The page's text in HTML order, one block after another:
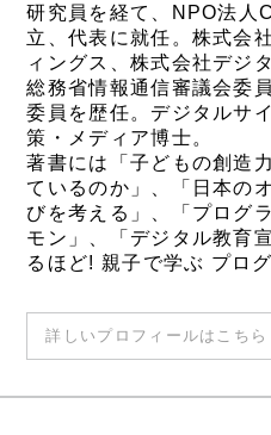
研究員を経て、NPO法人
立、代表に就任。株式会
ィングス、株式会社デジ
総務省情報通信審議会委
委員を歴任。デジタルサ
策・メディア博士。
著書には「子どもの創造
ているのか」、「日本の
びを考える」、「プログ
モン」、「デジタル教育
るほど! 親子で学ぶ プロ
詳しいプロフィールはこち